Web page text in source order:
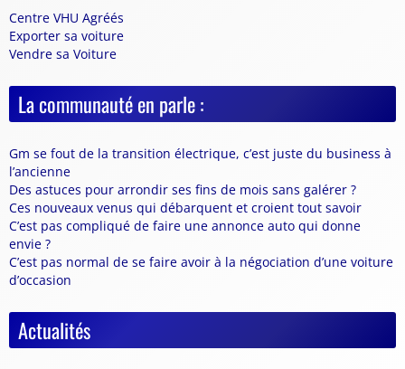
Centre VHU Agréés
Exporter sa voiture
Vendre sa Voiture
La communauté en parle :
Gm se fout de la transition électrique, c’est juste du business à
l’ancienne
Des astuces pour arrondir ses fins de mois sans galérer ?
Ces nouveaux venus qui débarquent et croient tout savoir
C’est pas compliqué de faire une annonce auto qui donne
envie ?
C’est pas normal de se faire avoir à la négociation d’une voiture
d’occasion
Actualités